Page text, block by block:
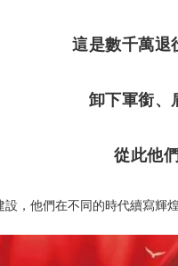
這是數千萬退
卸下軍銜、
從此他
他們在不同的時代續寫輝